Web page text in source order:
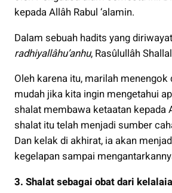
kepada Allâh Rabul ‘alamin.
Dalam sebuah hadits yang
radhiyallâhu’anhu, Rasûlullâh
Oleh karena itu, marilah
mudah jika kita ingin mengetahui
shalat membawa ketaatan kepada
shalat itu telah menjadi sumber
Dan kelak di akhirat, ia akan
kegelapan sampai
3. Shalat sebagai obat dari